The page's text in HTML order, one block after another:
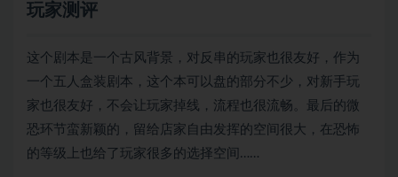
玩家测评
这个剧本是一个古风背景，对反串的玩家也很友好，作为
一个五人盒装剧本，这个本可以盘的部分不少，对新手玩
家也很友好，不会让玩家掉线，流程也很流畅。最后的微
恐环节蛮新颖的，留给店家自由发挥的空间很大，在恐怖
的等级上也给了玩家很多的选择空间……